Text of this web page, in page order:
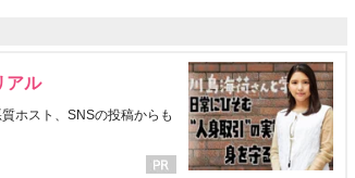
アル
ホスト、SNSの投稿からも